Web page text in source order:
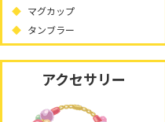
マグカップ
タンブラー
アクセサリー